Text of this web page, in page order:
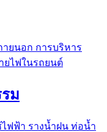
ยนอก การบริหาร
ยไฟในรถยนต์
ม
ฟฟ้า รางน้ำฝน ท่อน้ำ